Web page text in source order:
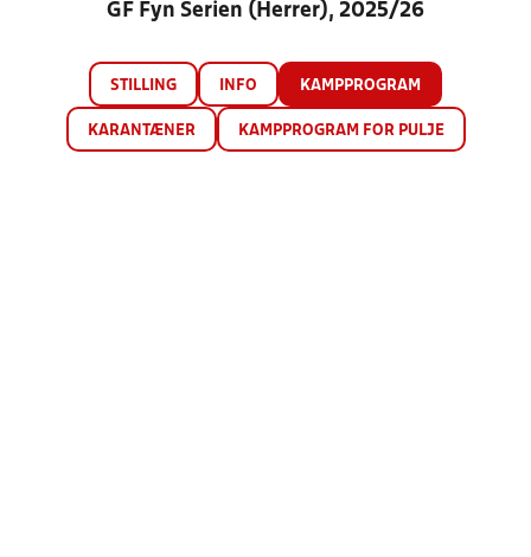
GF Fyn Serien (Herrer), 2025/26
STILLING INFO KAMPPROGRAM
KARANTÆNER KAMPPROGRAM FOR PULJE